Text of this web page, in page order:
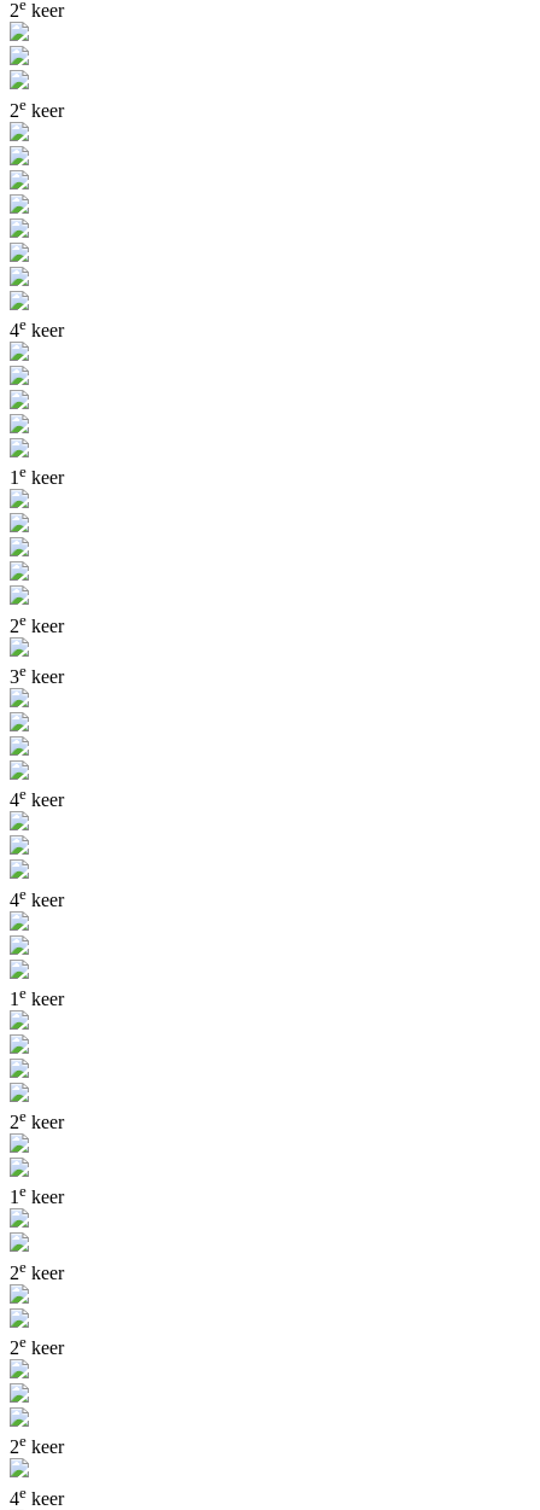
2e keer
2e keer
4e keer
1 e keer
2e keer
3e keer
4e keer
4e keer
1 e keer
2e keer
1e keer
2e keer
2e keer
2e keer
4e keer